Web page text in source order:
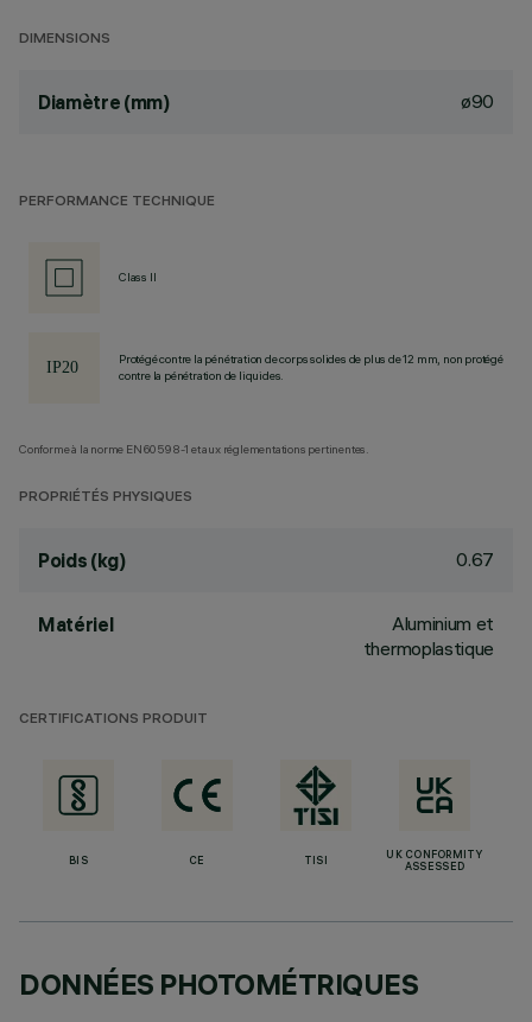
DIMENSIONS
Diamètre (mm) ø90
PERFORMANCE TECHNIQUE
Class II
Protégé contre la pénétration de corps solides de plus de 12 mm, non protégé
contre la pénétration de liquides.
Conforme à la norme EN60598-1 et aux réglementations pertinentes.
PROPRIÉTÉS PHYSIQUES
Poids (kg) 0.67
Matériel
Aluminium et
thermoplastique
CERTIFICATIONS PRODUIT
BIS CE TISI
UK CONFORMITY
ASSESSED
DONNÉES PHOTOMÉTRIQUES